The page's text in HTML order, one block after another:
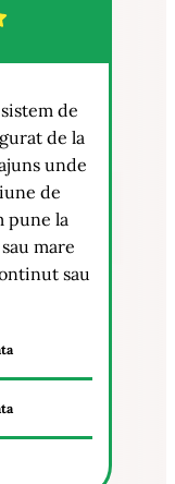
de
de la
unde
de
pune la
mare
sau